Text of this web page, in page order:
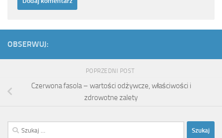
OBSERWUJ:
POPRZEDNI POST
Czerwona fasola – wartości odżywcze, właściwości i
zdrowotne zalety
Szukaj: